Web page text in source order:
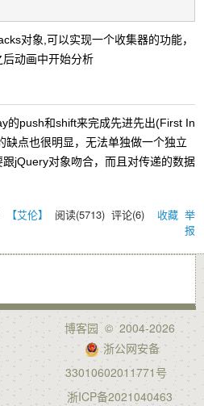
对象,可以实现一个收集器的功能，
动画中开始分析
的push和shift来完成先进先出(First In
缺点也很明显，无法单独做一个独立
jQuery对象吻合，而且对传递的数据
【艾伦】 阅读(5713) 评论(6) 收藏 举
报
博客园© 2004-2026
浙公网安备
33010602011771号
浙ICP备2021040463